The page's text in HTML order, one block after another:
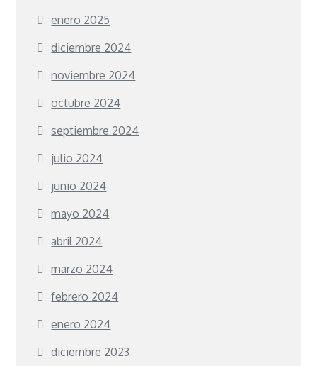
enero 2025
diciembre 2024
noviembre 2024
octubre 2024
septiembre 2024
julio 2024
junio 2024
mayo 2024
abril 2024
marzo 2024
febrero 2024
enero 2024
diciembre 2023